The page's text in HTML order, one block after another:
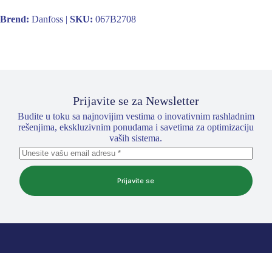
Brend: Danfoss | SKU: 067B2708
Prijavite se za Newsletter
Budite u toku sa najnovijim vestima o inovativnim rashladnim
rešenjima, ekskluzivnim ponudama i savetima za optimizaciju
vaših sistema.
Prijavite se